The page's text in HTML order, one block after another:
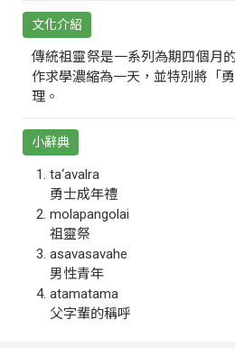
文化介紹
傳統祖靈祭是一系列為期四個月
作求學濃縮為一天，並特別將「
理。
小辭典
ta‘avalra
勇士成年禮
molapangolai
祖靈祭
asavasavahe
男性青年
atamatama
父字輩的稱呼